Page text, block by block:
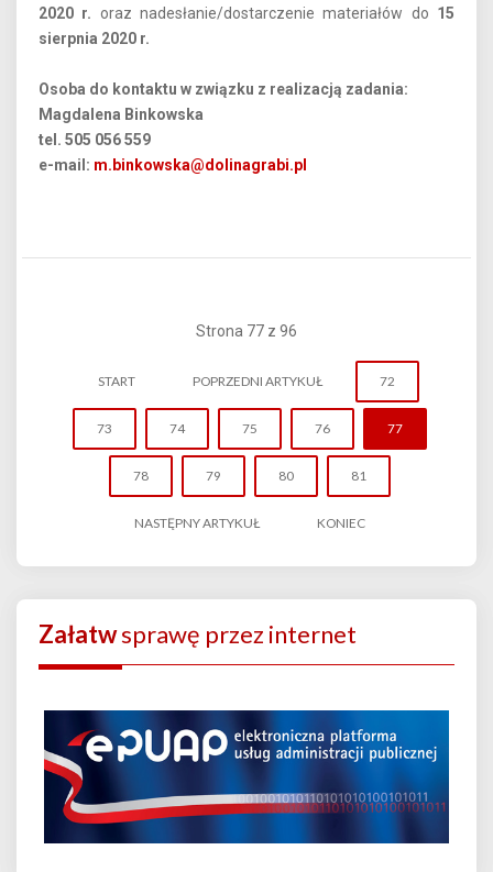
2020 r. oraz nadesłanie/dostarczenie materiałów do 15
sierpnia 2020 r.
Osoba do kontaktu w związku z realizacją zadania:
Magdalena Binkowska
tel. 505 056 559
e-mail: m.binkowska@dolinagrabi.pl
Strona 77 z 96
START POPRZEDNI ARTYKUŁ 72
73 74 75 76 77
78 79 80 81
NASTĘPNY ARTYKUŁ KONIEC
Załatwsprawę przez internet